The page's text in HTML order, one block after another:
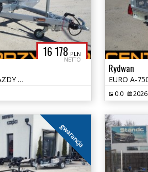
16 178 PLN
NETTO
PLS-27-4521 / ŁAMANA / NAJAZDY / DMC: 2700 KG
Rydwan
0.0 2026
gwarancja